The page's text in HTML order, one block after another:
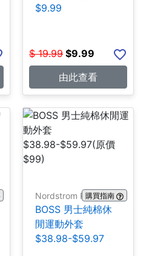
$9.99
$ 19.99 $9.99
由此查看
Nordstrom Rack購買指南
BOSS 男士純棉休
閒運動外套
$38.98-$59.97